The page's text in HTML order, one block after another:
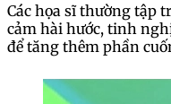
Các họa sĩ thường tập
cảm hài hước, tinh
để tăng thêm phần